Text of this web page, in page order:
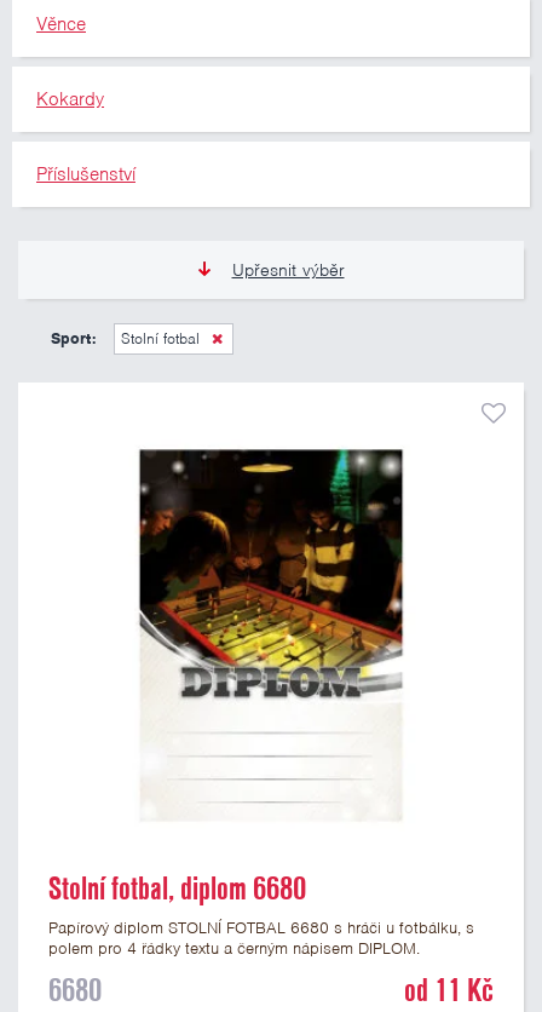
Věnce
Kokardy
Příslušenství
Upřesnit výběr
11 Kč
Sport: Stolní fotbal
Stolní fotbal, diplom 6680
Papírový diplom STOLNÍ FOTBAL 6680 s hráči u fotbálku, s
polem pro 4 řádky textu a černým nápisem DIPLOM.
diplom s motivem fotbálku má gramáž 250 g/m2.
6680 od 11 Kč